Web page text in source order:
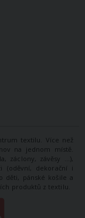
textilu. Více než
na jednom místě.
záclony, závěsy ...),
dekorační i
děti, pánské košile a
produktů z textilu.